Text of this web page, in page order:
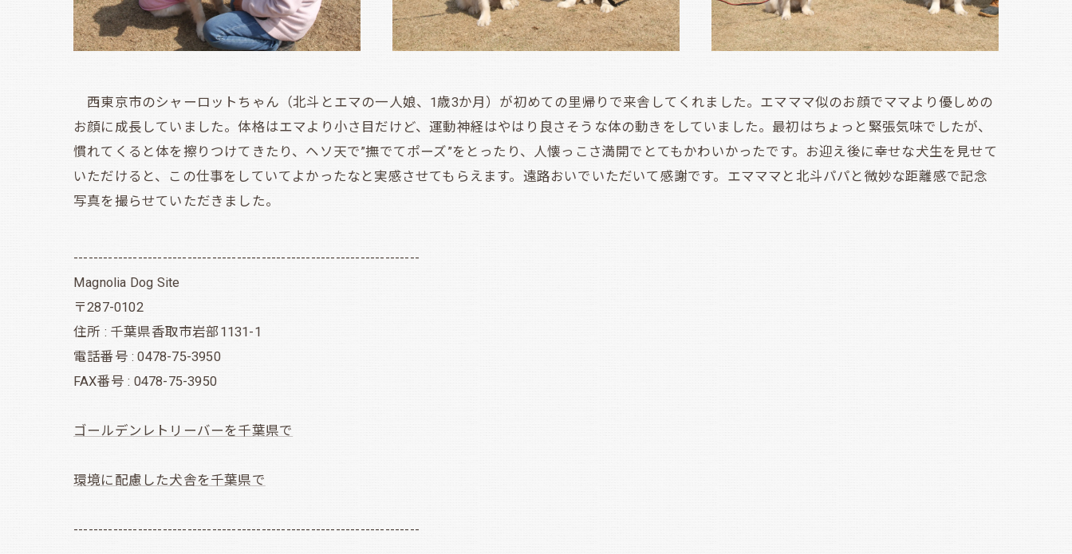
西東京市のシャーロットちゃん（北斗とエマの一人娘、1歳3か月）が初めての里帰りで来舎してくれました。エマママ似のお顔でママより優しめの
お顔に成長していました。体格はエマより小さ目だけど、運動神経はやはり良さそうな体の動きをしていました。最初はちょっと緊張気味でしたが、
慣れてくると体を擦りつけてきたり、ヘソ天で”撫でてポーズ”をとったり、人懐っこさ満開でとてもかわいかったです。お迎え後に幸せな犬生を見せて
いただけると、この仕事をしていてよかったなと実感させてもらえます。遠路おいでいただいて感謝です。エマママと北斗パパと微妙な距離感で記念
写真を撮らせていただきました。
----------------------------------------------------------------------
Magnolia Dog Site
〒287-0102
住所 : 千葉県香取市岩部1131-1
電話番号 : 0478-75-3950
FAX番号 : 0478-75-3950
ゴールデンレトリーバーを千葉県で
環境に配慮した犬舎を千葉県で
----------------------------------------------------------------------